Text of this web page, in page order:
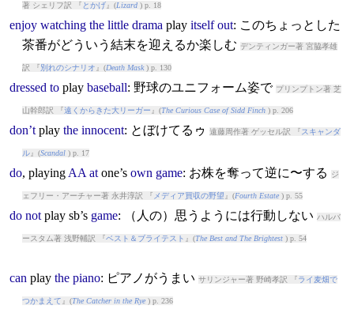
著 シェリフ訳 『 とかげ 』(Lizard) p. 18
enjoy watching the little drama play itself out: このちょっとした
茶番がどういう結末を迎えるか楽しむ デンティンガー著 宮脇孝雄
訳 『 別れのシナリオ 』(Death Mask) p. 130
dressed to play baseball: 野球のユニフォーム姿で プリンプトン著 芝
山幹郎訳 『遠くからきた大リーガー 』(The Curious Case of Sidd Finch) p. 206
don’t play the innocent: とぼけてるゥ 遠藤周作著 ゲッセル訳 『 スキャンダ
ル』(Scandal) p. 17
do, playingAA atone’s own game: お株を奪って逆に〜する ジ
ェフリー・アーチャー著 永井淳訳 『 メディア買収の野望 』(Fourth Estate) p. 55
do not playsb’s game: （人の）思うようには行動しない ハルバ
ースタム著 浅野輔訳 『ベスト＆ブライテスト 』(The Best and The Brightest) p. 54
can play the piano: ピアノがうまい サリンジャー著 野崎孝訳 『 ライ麦畑で
つかまえて 』(The Catcher in the Rye) p. 236